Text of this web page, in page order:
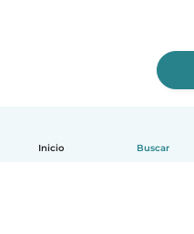
Inicio Buscar